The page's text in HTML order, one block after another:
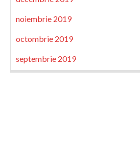
noiembrie 2019
octombrie 2019
septembrie 2019